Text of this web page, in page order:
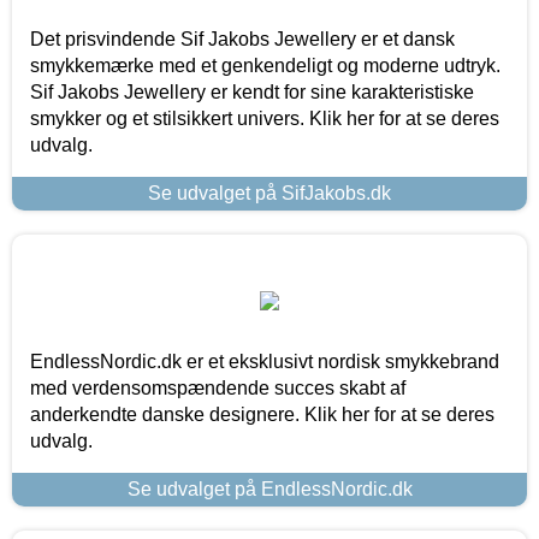
Det prisvindende Sif Jakobs Jewellery er et dansk
smykkemærke med et genkendeligt og moderne udtryk.
Sif Jakobs Jewellery er kendt for sine karakteristiske
smykker og et stilsikkert univers. Klik her for at se deres
udvalg.
Se udvalget på SifJakobs.dk
EndlessNordic.dk er et eksklusivt nordisk smykkebrand
med verdensomspændende succes skabt af
anderkendte danske designere. Klik her for at se deres
udvalg.
Se udvalget på EndlessNordic.dk